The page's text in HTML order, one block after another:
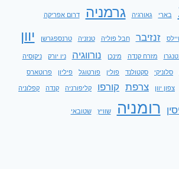
בארי גאורגיה גרמניה דרום אפריקה
ויילס זנזיבר חבל פוליה טנזניה טרנספגרשן יוון
מזרח קנדה מינכן נורווגיה ניו יורק ניקוסיה
סלוניקי סקטולנד פולין פורטוגל פיליון פרוטארס
צפון יוון צרפת קורפו קליפורניה קנדה קפלוניה
רומניה שוויץ שטובאי